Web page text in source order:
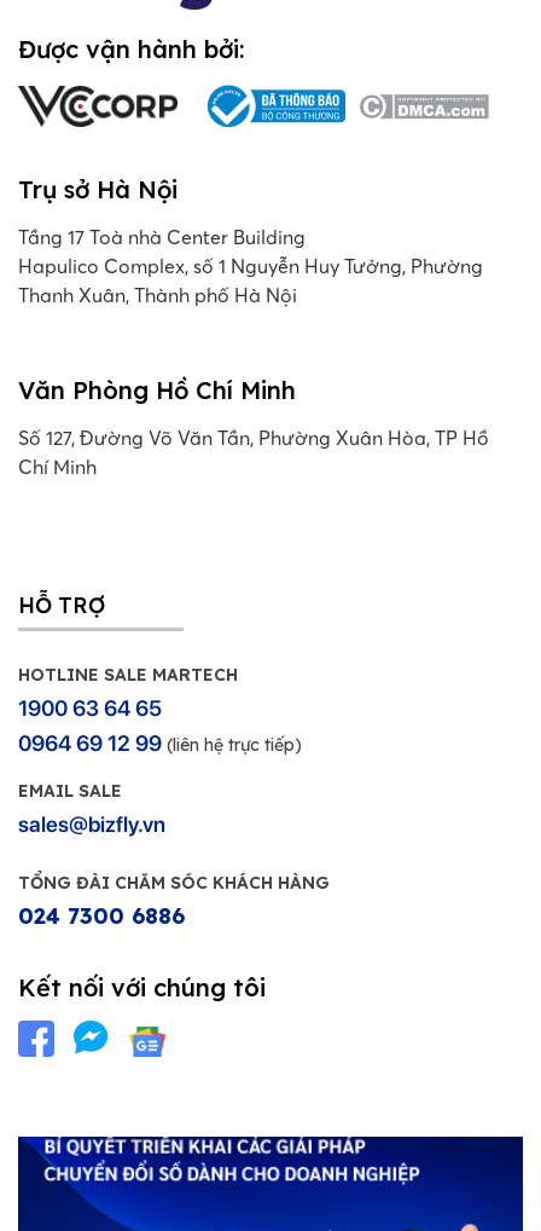
Được vận hành bởi:
Trụ sở Hà Nội
Tầng 17 Toà nhà Center Building
Hapulico Complex, số 1 Nguyễn Huy Tưởng, Phường
Thanh Xuân, Thành phố Hà Nội
Văn Phòng Hồ Chí Minh
Số 127, Đường Võ Văn Tần, Phường Xuân Hòa, TP Hồ
Chí Minh
HỖ TRỢ
HOTLINE SALE MARTECH
1900 63 64 65
0964 69 12 99 (liên hệ trực tiếp)
EMAIL SALE
sales@bizfly.vn
TỔNG ĐÀI CHĂM SÓC KHÁCH HÀNG
024 7300 6886
Kết nối với chúng tôi